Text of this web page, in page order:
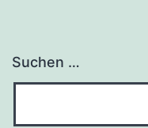
Suchen …